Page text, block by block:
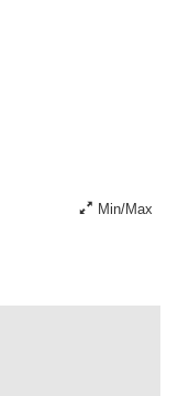
Min/Max